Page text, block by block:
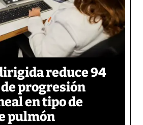
reduce 94
progresión
en tipo de
pulmón